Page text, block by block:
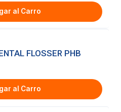
al Carro
FLOSSER PHB
al Carro